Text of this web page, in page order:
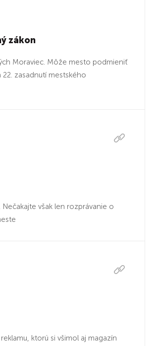
zákon
Moraviec. Môže mesto podmieniť
zasadnutí mestského
však len rozprávanie o
ktorú si všimol aj magazín